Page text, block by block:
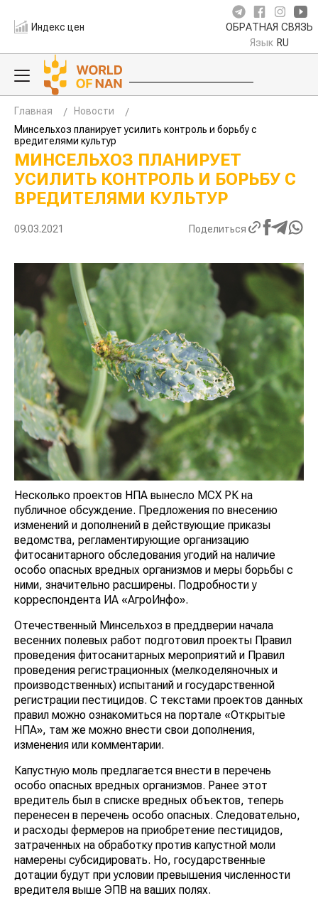
Индекс цен ОБРАТНАЯ СВЯЗЬ
Язык RU
Главная
Новости
Минсельхоз планирует усилить контроль и борьбу с
вредителями культур
МИНСЕЛЬХОЗ ПЛАНИРУЕТ
УСИЛИТЬ КОНТРОЛЬ И БОРЬБУ С
ВРЕДИТЕЛЯМИ КУЛЬТУР
09.03.2021 Поделиться
Несколько проектов НПА вынесло МСХ РК на
публичное обсуждение. Предложения по внесению
изменений и дополнений в действующие приказы
ведомства, регламентирующие организацию
фитосанитарного обследования угодий на наличие
особо опасных вредных организмов и меры борьбы с
ними, значительно расширены. Подробности у
корреспондента ИА «АгроИнфо».
Отечественный Минсельхоз в преддверии начала
весенних полевых работ подготовил проекты Правил
проведения фитосанитарных мероприятий и Правил
проведения регистрационных (мелкоделяночных и
производственных) испытаний и государственной
регистрации пестицидов. С текстами проектов данных
правил можно ознакомиться на портале «Открытые
НПА», там же можно внести свои дополнения,
изменения или комментарии.
Капустную моль предлагается внести в перечень
особо опасных вредных организмов. Ранее этот
вредитель был в списке вредных объектов, теперь
перенесен в перечень особо опасных. Следовательно,
и расходы фермеров на приобретение пестицидов,
затраченных на обработку против капустной моли
намерены субсидировать. Но, государственные
дотации будут при условии превышения численности
вредителя выше ЭПВ на ваших полях.